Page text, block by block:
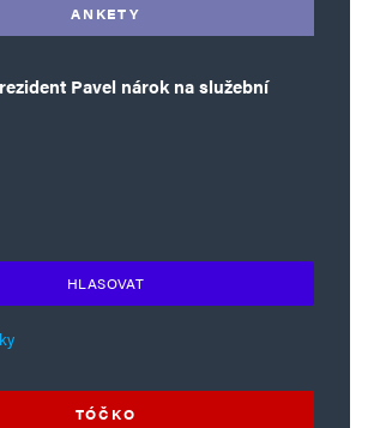
ANKETY
Pavel nárok na služební
HLASOVAT
TÓČKO